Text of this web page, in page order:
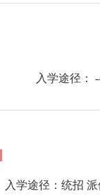
入学途径：
入学途径：统招